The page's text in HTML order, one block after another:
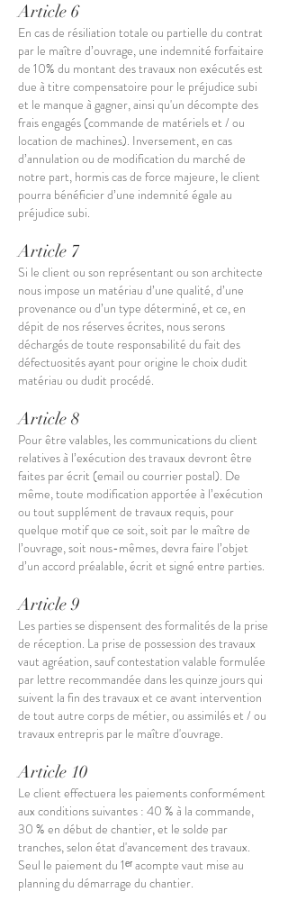
Article 6
En cas de résiliation totale ou partielle du contrat
par le maître d’ouvrage, une indemnité forfaitaire
de 10% du montant des travaux non exécutés est
due à titre compensatoire pour le préjudice subi
et le manque à gagner, ainsi qu'un décompte des
frais engagés (commande de matériels et / ou
location de machines). Inversement, en cas
d’annulation ou de modification du marché de
notre part, hormis cas de force majeure, le client
pourra bénéficier d’une indemnité égale au
préjudice subi.
Article 7
Si le client ou son représentant ou son architecte
nous impose un matériau d’une qualité, d’une
provenance ou d’un type déterminé, et ce, en
dépit de nos réserves écrites, nous serons
déchargés de toute responsabilité du fait des
défectuosités ayant pour origine le choix dudit
matériau ou dudit procédé.
Article 8
Pour être valables, les communications du client
relatives à l’exécution des travaux devront être
faites par écrit (email ou courrier postal). De
même, toute modification apportée à l’exécution
ou tout supplément de travaux requis, pour
quelque motif que ce soit, soit par le maître de
l’ouvrage, soit nous-mêmes, devra faire l’objet
d’un accord préalable, écrit et signé entre parties.
Article 9
Les parties se dispensent des formalités de la prise
de réception. La prise de possession des travaux
vaut agréation, sauf contestation valable formulée
par lettre recommandée dans les quinze jours qui
suivent la fin des travaux et ce avant intervention
de tout autre corps de métier, ou assimilés et / ou
travaux entrepris par le maître d'ouvrage.
Article 10
Le client effectuera les paiements conformément
aux conditions suivantes : 40 % à la commande,
30 % en début de chantier, et le solde par
tranches, selon état d'avancement des travaux.
Seul le paiement du 1ᵉʳ acompte vaut mise au
planning du démarrage du chantier.